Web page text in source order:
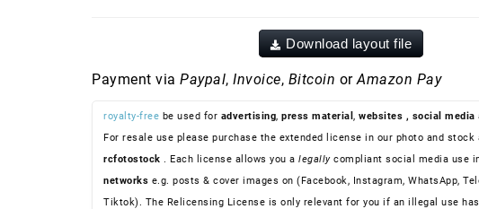
Download layout file
Payment via Paypal, Invoice, Bitcoin or Amazon Pay
royalty-free be used for advertising, press material , websites , social media
For resale use please purchase the extended license in our photo and stock
rcfotostock . Each license allows you a legallycompliant social media use
networks e.g. posts & cover images on (Facebook, Instagram, WhatsApp,
Tiktok). The Relicensing License is only relevant for you if an illegal use